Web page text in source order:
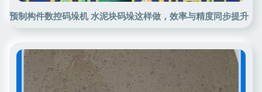
预制构件数控码垛机 水泥块码垛这样做，效率与精度同步提升